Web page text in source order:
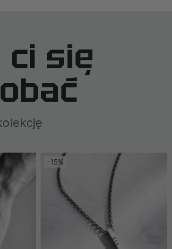
ci się
-15%